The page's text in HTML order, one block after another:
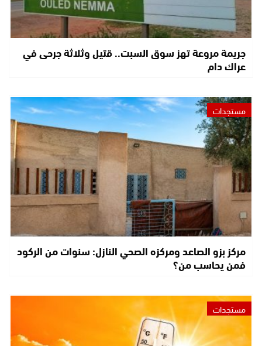
جريمة مروعة تهز سوق السبت.. قتيل وثلاثة جرحى في
عراك دام
مستجدات
مركز بزو الصاعد ومركزه الصحي النازل: سنوات من الركود
فمن يحاسب من؟
مستجدات